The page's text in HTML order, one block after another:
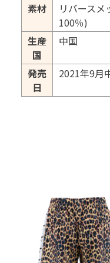
素材
リバース
100％)
生産
国
中国
発売
日
2021年9月